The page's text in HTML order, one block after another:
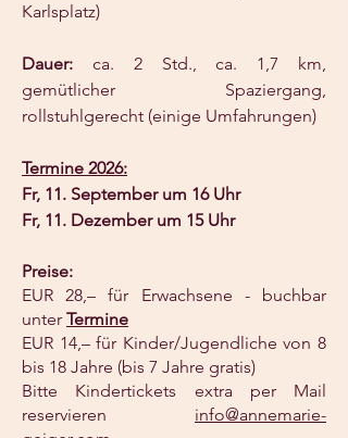
Karlsplatz)
Dauer: ca. 2 Std., ca. 1,7 km,
gemütlicher Spaziergang,
rollstuhlgerecht (einige Umfahrungen)
Termine 2026:
Fr, 11. September um 16 Uhr
Fr, 11. Dezember um 15 Uhr
Preise:
EUR 28,– für Erwachsene - buchbar
unter Termine
EUR 14,– für Kinder/Jugendliche von 8
bis 18 Jahre (bis 7 Jahre gratis)
Bitte Kindertickets extra per Mail
reservieren info@annemarie-